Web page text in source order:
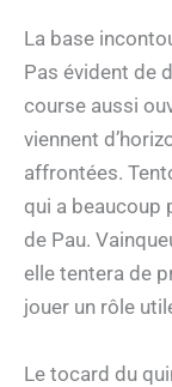
La base
Pas évident de
course aussi
viennent
affrontées.
qui a beaucoup
de Pau.
elle tentera de
jouer un rôle
Le tocard du